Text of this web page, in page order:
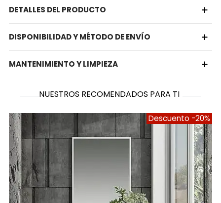
DETALLES DEL PRODUCTO
DISPONIBILIDAD Y MÉTODO DE ENVÍO
MANTENIMIENTO Y LIMPIEZA
NUESTROS RECOMENDADOS PARA TI
Descuento -20%